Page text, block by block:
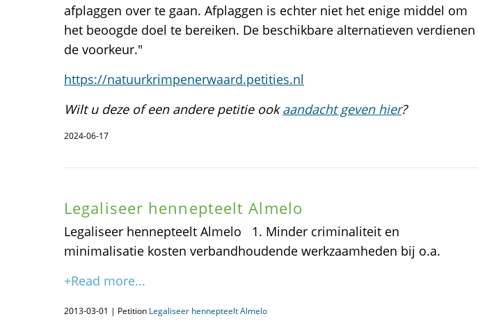
afplaggen over te gaan. Afplaggen is echter niet het enige middel om
het beoogde doel te bereiken. De beschikbare alternatieven verdienen
de voorkeur."
https://natuurkrimpenerwaard.petities.nl
Wilt u deze of een andere petitie ookaandacht geven hier?
2024-06-17
Legaliseer hennepteelt Almelo
Legaliseer hennepteelt Almelo 1. Minder criminaliteit en
minimalisatie kosten verbandhoudende werkzaamheden bij o.a.
+Read more...
2013-03-01 | Petition Legaliseer hennepteelt Almelo